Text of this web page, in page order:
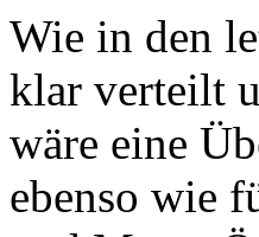
Wie in den
klar verteilt
wäre eine
ebenso wie